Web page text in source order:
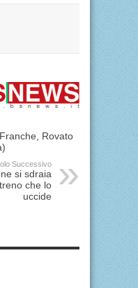
Rovato
Successivo
si sdraia
che lo
uccide